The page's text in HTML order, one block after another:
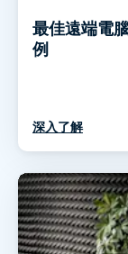
最佳遠端電
例
深入了解